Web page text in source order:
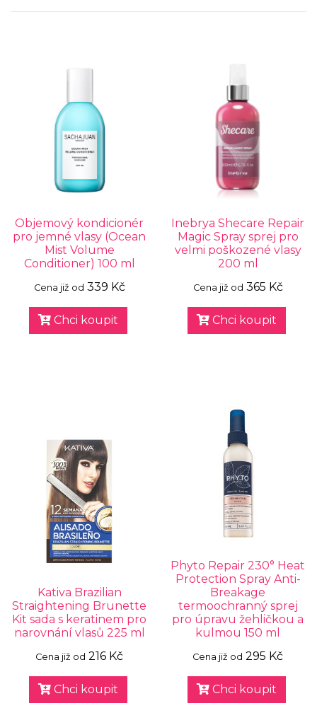
Objemový kondicionér
pro jemné vlasy (Ocean
Mist Volume
Conditioner) 100 ml
Cena již od 339 Kč
Chci koupit
Inebrya Shecare Repair
Magic Spray sprej pro
velmi poškozené vlasy
200 ml
Cena již od 365 Kč
Chci koupit
Kativa Brazilian
Straightening Brunette
Kit sada s keratinem pro
narovnání vlasů 225 ml
Cena již od 216 Kč
Chci koupit
Phyto Repair 230° Heat
Protection Spray Anti-
Breakage
termoochranný sprej
pro úpravu žehličkou a
kulmou 150 ml
Cena již od 295 Kč
Chci koupit